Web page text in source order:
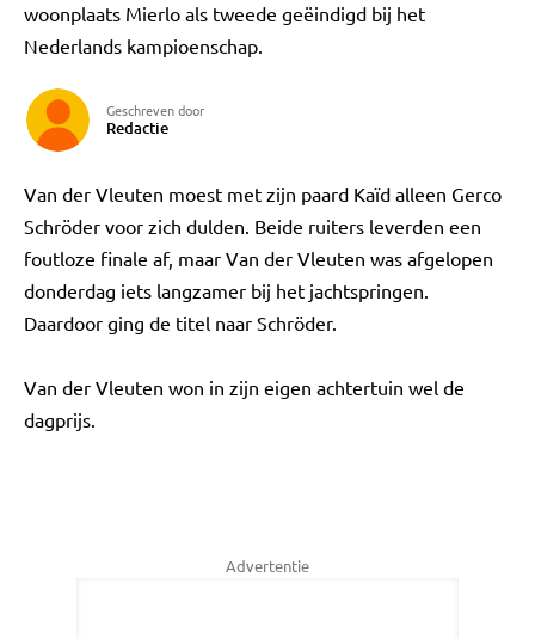
woonplaats Mierlo als tweede geëindigd bij het
Nederlands kampioenschap.
Geschreven door
Redactie
Van der Vleuten moest met zijn paard Kaïd alleen Gerco
Schröder voor zich dulden. Beide ruiters leverden een
foutloze finale af, maar Van der Vleuten was afgelopen
donderdag iets langzamer bij het jachtspringen.
Daardoor ging de titel naar Schröder.
Van der Vleuten won in zijn eigen achtertuin wel de
dagprijs.
Advertentie